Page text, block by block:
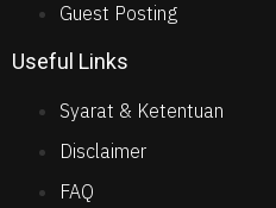
Guest Posting
Useful Links
Syarat & Ketentuan
Disclaimer
FAQ